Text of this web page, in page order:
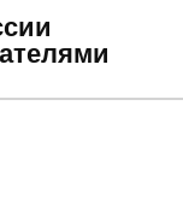
поведения
смысла
влияния